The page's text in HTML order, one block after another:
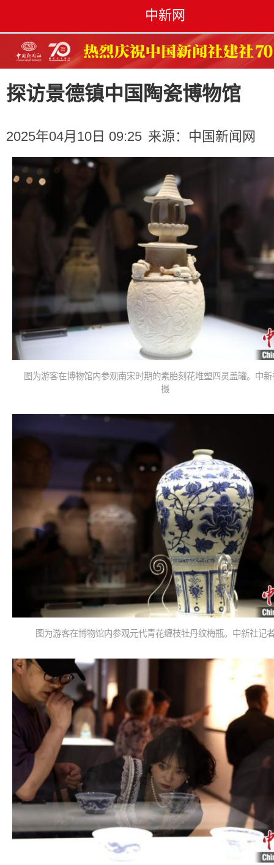
中新网
探访景德镇中国陶瓷博物馆
2025年04月10日 09:25 来源： 中国新闻网
图为游客在博物馆内参观南宋时期的素胎刻花堆塑四灵盖罐。中
摄
图为游客在博物馆内参观元代青花缠枝牡丹纹梅瓶。中新社记